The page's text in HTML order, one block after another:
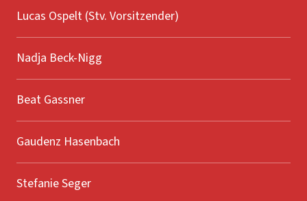
Lucas Ospelt (Stv. Vorsitzender)
Nadja Beck-Nigg
Beat Gassner
Gaudenz Hasenbach
Stefanie Seger